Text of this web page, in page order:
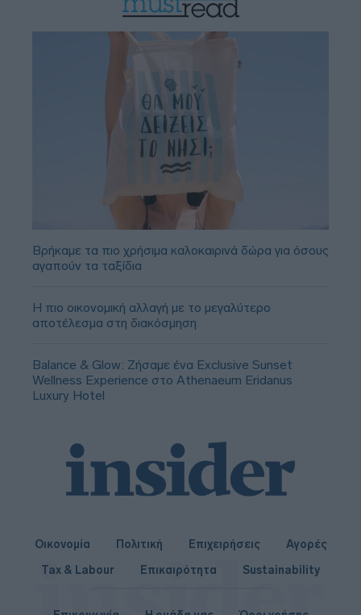
Βρήκαμε τα πιο χρήσιμα καλοκαιρινά δώρα για όσους
αγαπούν τα ταξίδια
Η πιο οικονομική αλλαγή με το μεγαλύτερο
αποτέλεσμα στη διακόσμηση
Balance & Glow: Ζήσαμε ένα Exclusive Sunset
Wellness Experience στο Athenaeum Eridanus
Luxury Hotel
Οικονομία Πολιτική Επιχειρήσεις
Αγορές
Tax & Labour
Επικαιρότητα Sustainability